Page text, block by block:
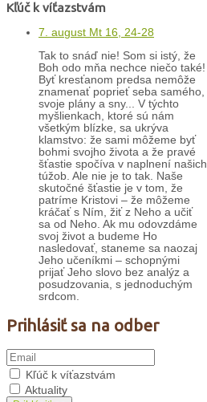
Kľúč k víťazstvám
7. august Mt 16, 24-28
Tak to snáď nie! Som si istý, že
Boh odo mňa nechce niečo také!
Byť kresťanom predsa nemôže
znamenať poprieť seba samého,
svoje plány a sny... V týchto
myšlienkach, ktoré sú nám
všetkým blízke, sa ukrýva
klamstvo: že sami môžeme byť
bohmi svojho života a že pravé
šťastie spočíva v naplnení našich
túžob. Ale nie je to tak. Naše
skutočné šťastie je v tom, že
patríme Kristovi – že môžeme
kráčať s Ním, žiť z Neho a učiť
sa od Neho. Ak mu odovzdáme
svoj život a budeme Ho
nasledovať, staneme sa naozaj
Jeho učeníkmi – schopnými
prijať Jeho slovo bez analýz a
posudzovania, s jednoduchým
srdcom.
Prihlásiť sa na odber
Kľúč k víťazstvám
Aktuality